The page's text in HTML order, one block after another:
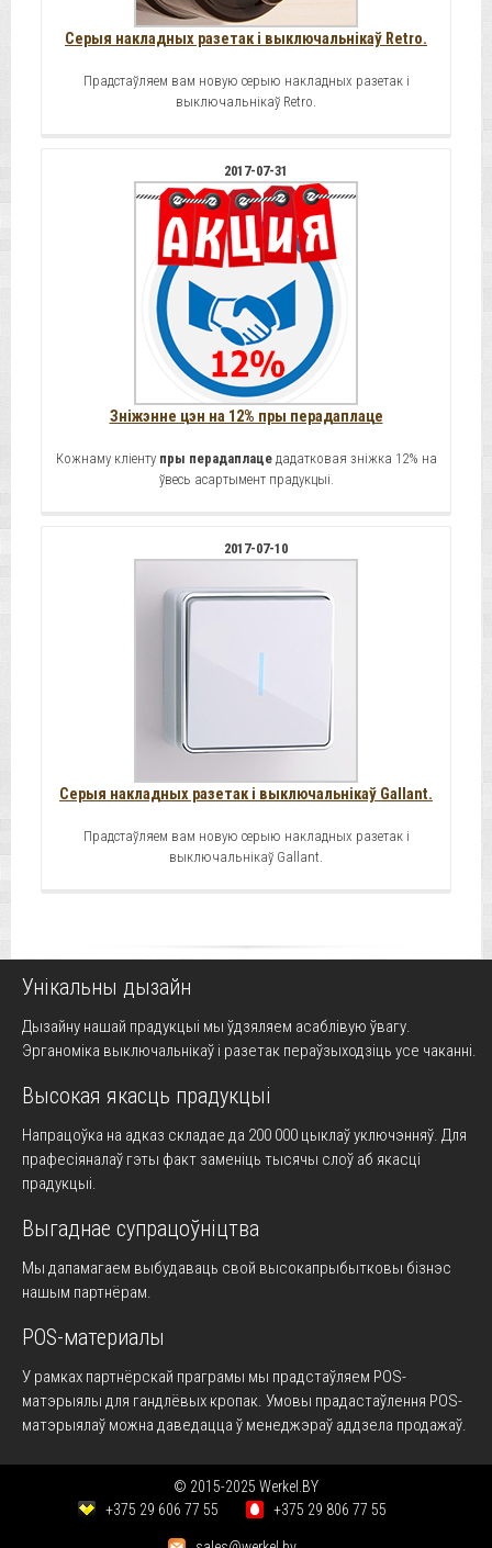
Серыя накладных разетак і выключальнікаў Retro.
Прадстаўляем вам новую серыю накладных разетак і
выключальнікаў Retro.
2017-07-31
Зніжэнне цэн на 12% пры перадаплаце
Кожнаму кліенту пры перадаплацедадатковая зніжка 12% на
ўвесь асартымент прадукцыі.
2017-07-10
Серыя накладных разетак і выключальнікаў Gallant.
Прадстаўляем вам новую серыю накладных разетак і
выключальнікаў Gallant.
Унікальны дызайн
Дызайну нашай прадукцыі мы ўдзяляем асаблівую ўвагу.
Эрганоміка выключальнікаў і разетак пераўзыходзіць усе чаканні.
Высокая якасць прадукцыі
Напрацоўка на адказ складае да 200 000 цыклаў уключэнняў. Для
прафесіяналаў гэты факт заменіць тысячы слоў аб якасці
прадукцыі.
Выгаднае супрацоўніцтва
Мы дапамагаем выбудаваць свой высокапрыбытковы бізнэс
нашым партнёрам.
POS-материалы
У рамках партнёрскай праграмы мы прадстаўляем POS-
матэрыялы для гандлёвых кропак. Умовы прадастаўлення POS-
матэрыялаў можна даведацца ў менеджэраў аддзела продажаў.
© 2015-2025 Werkel.BY
+375 29 606 77 55
+375 29 806 77 55